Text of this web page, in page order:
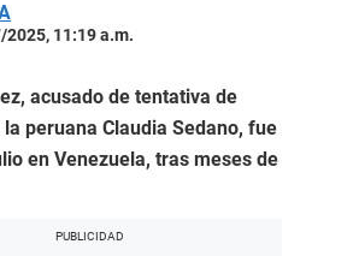
11:19 a.m.
acusado de tentativa de
peruana Claudia Sedano, fue
en Venezuela, tras meses de